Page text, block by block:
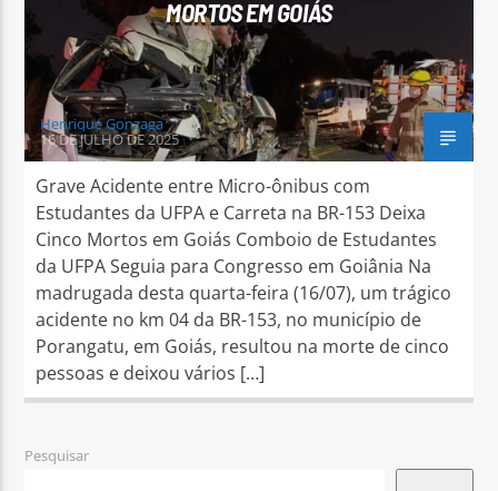
Arara Azul FM
MORTOS EM GOIÁS
Henrique Gonzaga
16 DE JULHO DE 2025
Grave Acidente entre Micro-ônibus com
Estudantes da UFPA e Carreta na BR-153 Deixa
Cinco Mortos em Goiás Comboio de Estudantes
da UFPA Seguia para Congresso em Goiânia Na
madrugada desta quarta-feira (16/07), um trágico
acidente no km 04 da BR-153, no município de
Porangatu, em Goiás, resultou na morte de cinco
pessoas e deixou vários […]
Pesquisar